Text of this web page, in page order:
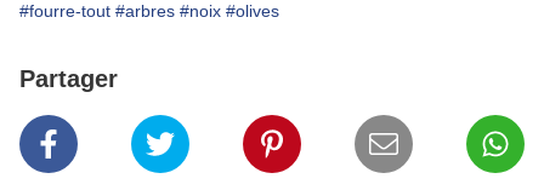
#fourre-tout #arbres #noix #olives
Partager